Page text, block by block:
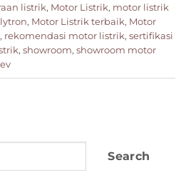
listrik, Motor Listrik, motor listrik
, Motor Listrik terbaik, Motor
, rekomendasi motor listrik, sertifikasi
, showroom, showroom motor
Search